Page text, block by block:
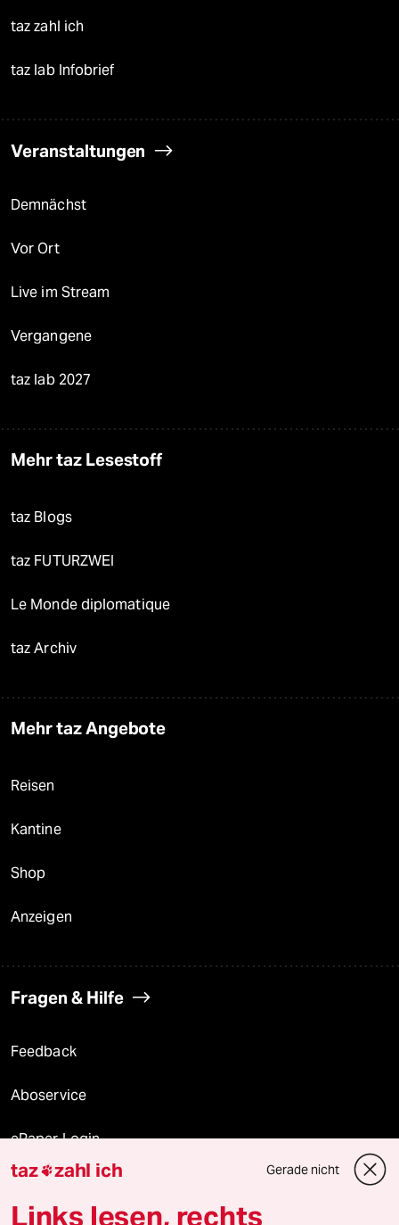
taz zahl ich
taz lab Infobrief
Veranstaltungen
Demnächst
Vor Ort
Live im Stream
Vergangene
taz lab 2027
Mehr taz Lesestoff
taz Blogs
taz FUTURZWEI
Le Monde diplomatique
taz Archiv
Mehr taz Angebote
Reisen
Kantine
Shop
Anzeigen
Fragen & Hilfe
Feedback
Aboservice
ePaper Login
Downloads für Abonnierende
taz zahl ich Gerade nicht
Links lesen, rechts